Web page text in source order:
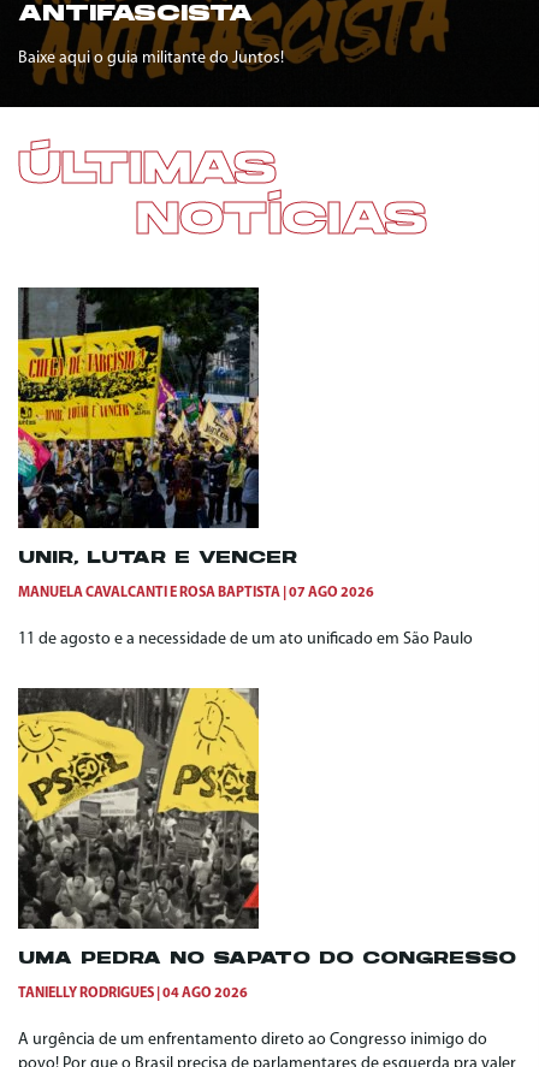
ANTIFASCISTA
Baixe aqui o guia militante do Juntos!
ÚLTIMAS
NOTÍCIAS
UNIR, LUTAR E VENCER
MANUELA CAVALCANTI E ROSA BAPTISTA 07 AGO 2026
11 de agosto e a necessidade de um ato unificado em São Paulo
UMA PEDRA NO SAPATO DO CONGRESSO
TANIELLY RODRIGUES 04 AGO 2026
A urgência de um enfrentamento direto ao Congresso inimigo do